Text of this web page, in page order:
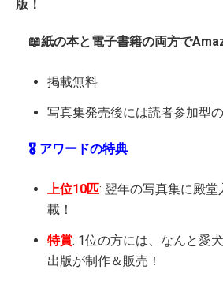
版！
📖紙の本と電子書籍の両方で
掲載無料
写真集発売後には読者参加型
🎖️ アワードの特典
上位10匹: 翌年の写真集に殿
載！
特賞: 1位の方には、なんと愛
出版が制作＆販売！